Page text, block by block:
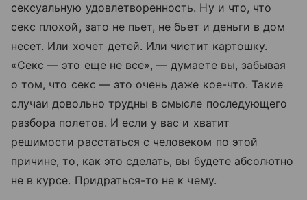
сексуальную удовлетворенность. Ну и что, что
секс плохой, зато не пьет, не бьет и деньги в дом
несет. Или хочет детей. Или чистит картошку.
«Секс — это еще не все», — думаете вы, забывая
о том, что секс — это очень даже кое-что. Такие
случаи довольно трудны в смысле последующего
разбора полетов. И если у вас и хватит
решимости расстаться с человеком по этой
причине, то, как это сделать, вы будете абсолютно
не в курсе. Придраться-то не к чему.